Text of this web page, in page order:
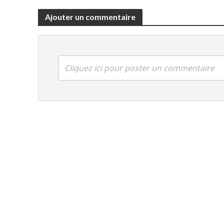
Ajouter un commentaire
Cliquez ici pour poster un commentaire